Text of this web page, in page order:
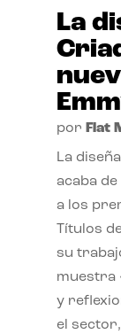
La
por Flat
La
acaba
a los
Títulos
su
muestra
y
el